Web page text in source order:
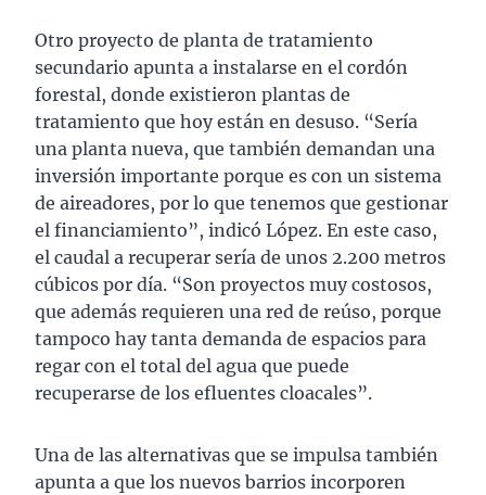
Otro proyecto de planta de tratamiento
secundario apunta a instalarse en el cordón
forestal, donde existieron plantas de
tratamiento que hoy están en desuso. “Sería
una planta nueva, que también demandan una
inversión importante porque es con un sistema
de aireadores, por lo que tenemos que gestionar
el financiamiento”, indicó López. En este caso,
el caudal a recuperar sería de unos 2.200 metros
cúbicos por día. “Son proyectos muy costosos,
que además requieren una red de reúso, porque
tampoco hay tanta demanda de espacios para
regar con el total del agua que puede
recuperarse de los efluentes cloacales”.
Una de las alternativas que se impulsa también
apunta a que los nuevos barrios incorporen